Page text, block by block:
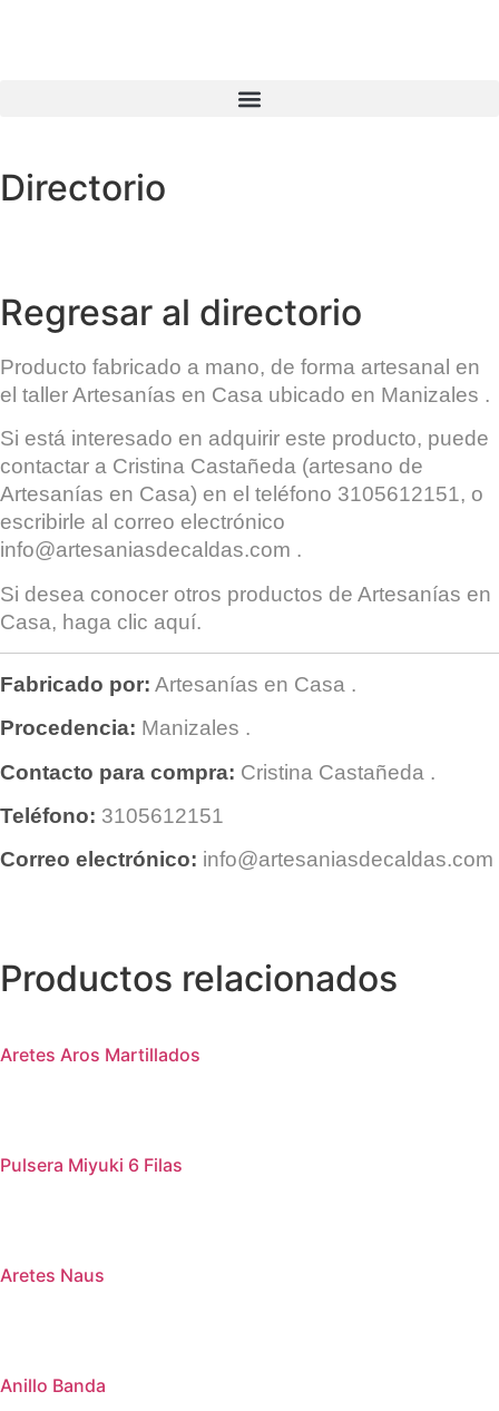
Directorio
Regresar al directorio
Producto fabricado a mano, de forma artesanal en
el tallerArtesanías en Casa ubicado en Manizales .
Si está interesado en adquirir este producto, puede
contactar a Cristina Castañeda (artesano de
Artesanías en Casa) en el teléfono 3105612151, o
escribirle al correo electrónico
info@artesaniasdecaldas.com .
Si desea conocer otros productos de Artesanías en
Casa, haga clic aquí.
Fabricado por: Artesanías en Casa .
Procedencia: Manizales .
Contacto para compra: Cristina Castañeda .
Teléfono: 3105612151
Correo electrónico: info@artesaniasdecaldas.com
Productos relacionados
Aretes Aros Martillados
Pulsera Miyuki 6 Filas
Aretes Naus
Anillo Banda